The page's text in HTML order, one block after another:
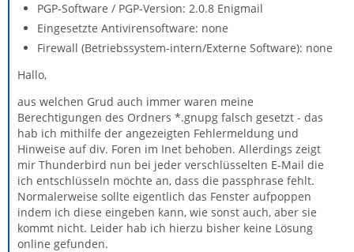
PGP-Software / PGP-Version: 2.0.8 Enigmail
Eingesetzte Antivirensoftware: none
Firewall (Betriebssystem-intern/Externe Software): none
Hallo,
aus welchen Grud auch immer waren meine
Berechtigungen des Ordners *.gnupg falsch gesetzt - das
hab ich mithilfe der angezeigten Fehlermeldung und
Hinweise auf div. Foren im Inet behoben. Allerdings zeigt
mir Thunderbird nun bei jeder verschlüsselten E-Mail die
ich entschlüsseln möchte an, dass die passphrase fehlt.
Normalerweise sollte eigentlich das Fenster aufpoppen
indem ich diese eingeben kann, wie sonst auch, aber sie
kommt nicht. Leider hab ich hierzu bisher keine Lösung
online gefunden.